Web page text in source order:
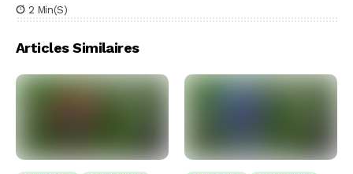
2 Min(s)
Articles Similaires